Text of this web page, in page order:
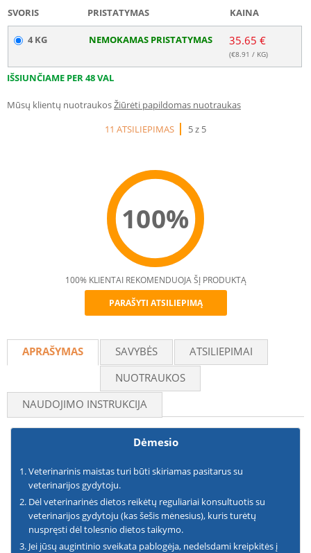
SVORIS PRISTATYMAS KAINA
4 KG NEMOKAMAS PRISTATYMAS 35.65 €
(€8.91 / KG)
IŠSIUNČIAME PER 48 VAL
Mūsų klientų nuotraukosŽiūrėti papildomas nuotraukas
11 ATSILIEPIMAS
5 z 5
100%
Recommend
100% KLIENTAI REKOMENDUOJA ŠĮ PRODUKTĄ
PARAŠYTI ATSILIEPIMĄ
APRAŠYMAS SAVYBĖS
ATSILIEPIMAI
NUOTRAUKOS
NAUDOJIMO INSTRUKCIJA
Dėmesio
Veterinarinis maistas turi būti skiriamas pasitarus su
veterinarijos gydytoju.
Dėl veterinarinės dietos reikėtų reguliariai konsultuotis su
veterinarijos gydytoju (kas šešis mėnesius), kuris turėtų
nuspręsti dėl tolesnio dietos taikymo.
Jei jūsų augintinio sveikata pablogėja, nedelsdami kreipkitės į